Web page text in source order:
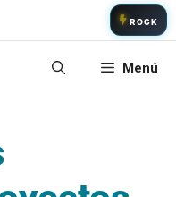
ROCK
Menú